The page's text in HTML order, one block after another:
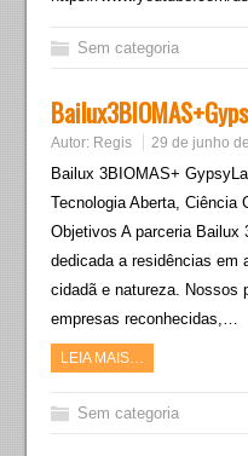
Sem categoria
Autor: Regis 29 de junho
Bailux 3BIOMAS+
Tecnologia Aberta, Ciência
Objetivos A parceria
dedicada a residências em
cidadã e natureza. Nossos
empresas reconhecidas,…
LEIA MAIS…
Sem categoria